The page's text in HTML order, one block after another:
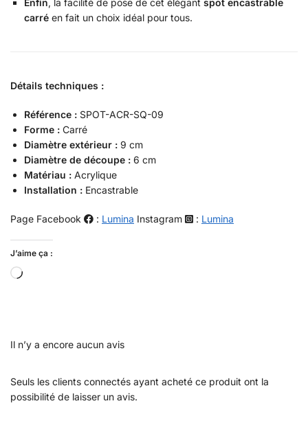
Enfin, la facilité de pose de cet élégant spot encastrable
carré en fait un choix idéal pour tous.
Détails techniques :
Référence : SPOT-ACR-SQ-09
Forme : Carré
Diamètre extérieur : 9 cm
Diamètre de découpe : 6 cm
Matériau : Acrylique
Installation : Encastrable
Page Facebook : Lumina Instagram : Lumina
J’aime ça :
Il n’y a encore aucun avis
Seuls les clients connectés ayant acheté ce produit ont la
possibilité de laisser un avis.